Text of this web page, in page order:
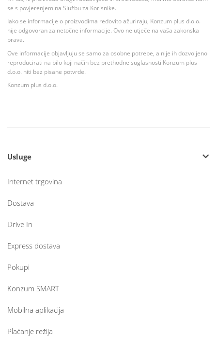
se s povjerenjem na Službu za Korisnike.
Iako se informacije o proizvodima redovito ažuriraju, Konzum plus d.o.o.
nije odgovoran za netočne informacije. Ovo ne utječe na vaša zakonska
prava.
Ove informacije objavljuju se samo za osobne potrebe, a nije ih dozvoljeno
reproducirati na bilo koji način bez prethodne suglasnosti Konzum plus
d.o.o. niti bez pisane potvrde.
Konzum plus d.o.o.
Usluge
Internet trgovina
Dostava
Drive In
Express dostava
Pokupi
Konzum SMART
Mobilna aplikacija
Plaćanje režija